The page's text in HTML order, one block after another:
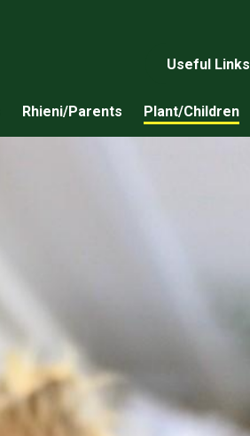
Useful Links
Rhieni/Parents Plant/Children